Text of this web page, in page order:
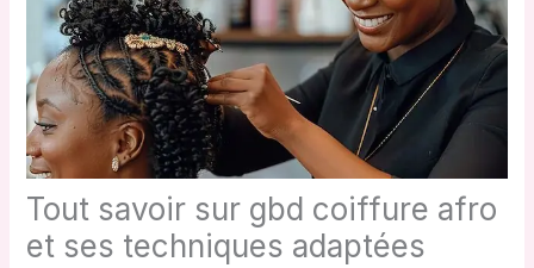
Tout savoir sur gbd coiffure afro
et ses techniques adaptées